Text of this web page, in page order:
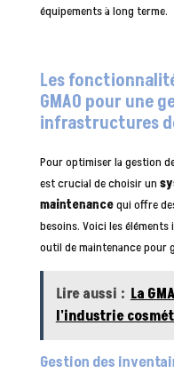
équipements à long terme.
Les
GMAO pour une
infrastructures
Pour optimiser la gestion
est crucial de choisir un
maintenancequi offre
besoins. Voici les
outil de maintenance pour
Lire aussi : La
l'industrie
Gestion des